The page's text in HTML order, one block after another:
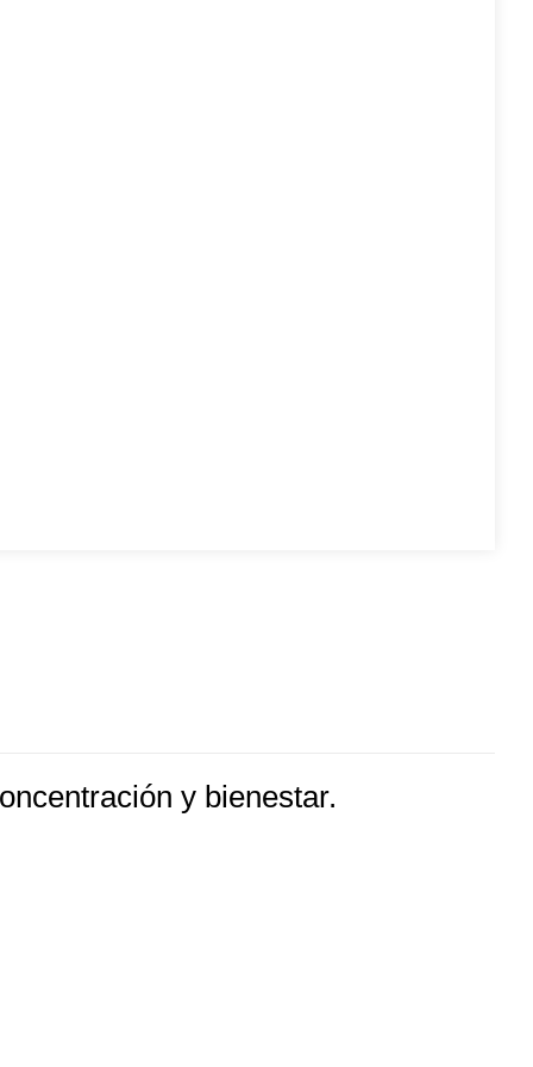
y bienestar.